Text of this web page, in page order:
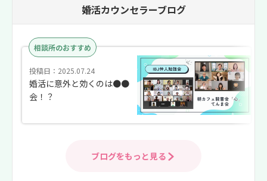
婚活カウンセラーブログ
相談所のおすすめ
投稿日：2025.07.24
婚活に意外と効くのは●●
会！？
ブログをもっと見る